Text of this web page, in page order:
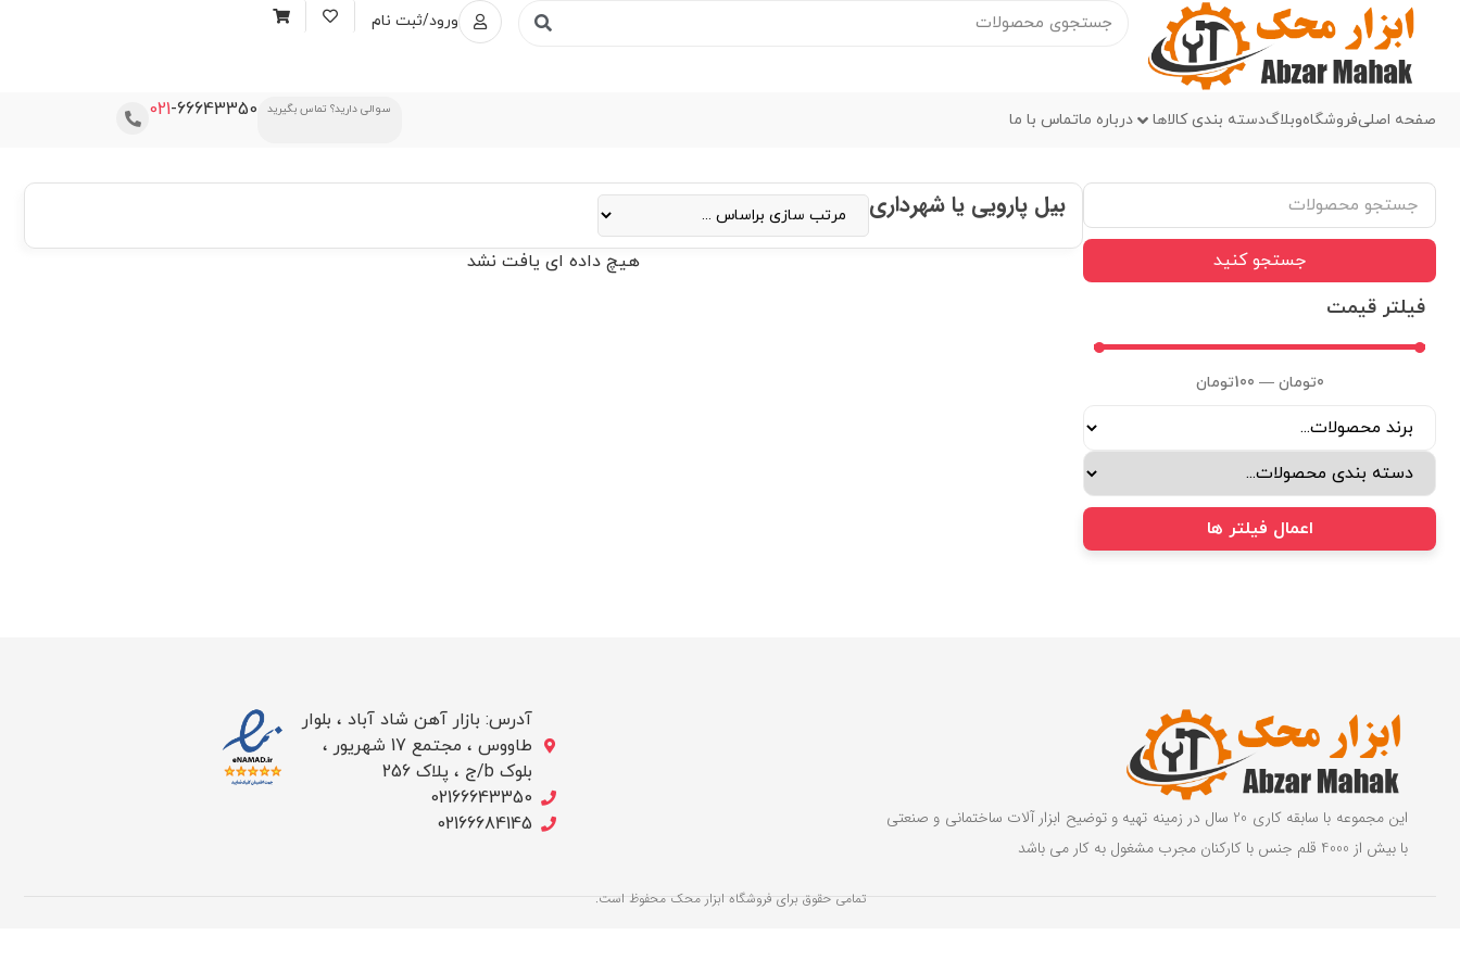
ورود/ثبت نام
صفحه اصلیفروشگاهوبلاگدسته بندی کالاها درباره ماتماس با ما
سوالی دارید؟ تماس بگیرید 021-66643350
جستجو کنید
فیلتر قیمت
0تومان —
100تومان
اعمال فیلتر ها
بیل پارویی یا شهرداری
هیچ داده ای یافت نشد
این مجموعه با سابقه کاری 20 سال در زمینه تهیه و توضیح ابزار آلات ساختمانی و صنعتی
با بیش از 4000 قلم جنس با کارکنان مجرب مشغول به کار می باشد
آدرس: بازار آهن شاد آباد ، بلوار
طاووس ، مجتمع 17 شهریور ،
بلوک b/ج ، پلاک 256
02166643350
02166684145
تمامی حقوق برای فروشگاه ابزار محک محفوظ است.